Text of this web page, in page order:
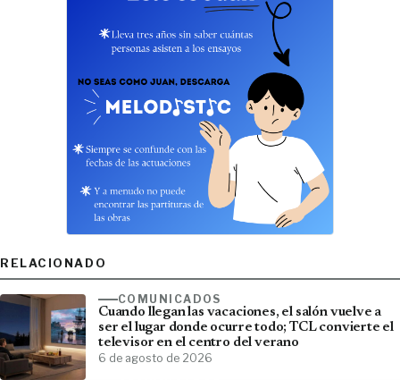
RELACIONADO
COMUNICADOS
Cuando llegan las vacaciones, el salón vuelve a
ser el lugar donde ocurre todo; TCL convierte el
televisor en el centro del verano
6 de agosto de 2026